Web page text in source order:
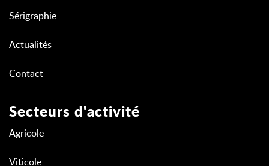
Sérigraphie
Actualités
Contact
Secteurs d'activité
Agricole
Viticole